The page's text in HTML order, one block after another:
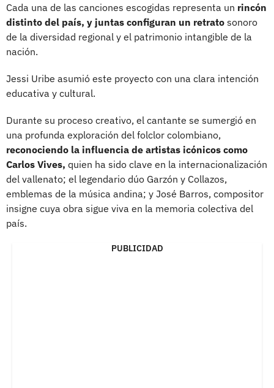
Cada una de las canciones escogidas representa un rincón
distinto del país, y juntas configuran un retrato sonoro
de la diversidad regional y el patrimonio intangible de la
nación.
Jessi Uribe asumió este proyecto con una clara intención
educativa y cultural.
Durante su proceso creativo, el cantante se sumergió en
una profunda exploración del folclor colombiano,
reconociendo la influencia de artistas icónicos como
Carlos Vives, quien ha sido clave en la internacionalización
del vallenato; el legendario dúo Garzón y Collazos,
emblemas de la música andina; y José Barros, compositor
insigne cuya obra sigue viva en la memoria colectiva del
país.
PUBLICIDAD